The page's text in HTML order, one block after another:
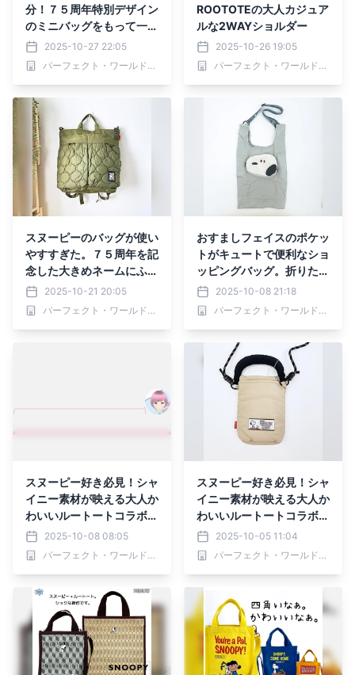
分！７５周年特別デザイン
のミニバッグをもって一緒
に記念をお祝いしません
か？
2025-10-27 22:05
パーフェクト・ワールド株式会社
ROOTOTEの大人カジュア
ルな2WAYショルダー
2025-10-26 19:05
パーフェクト・ワールド株式会社
スヌーピーのバッグが使い
やすすぎた。７５周年を記
念した大きめネームにふっ
くら大きめポケットがキャ
ッチーでおしゃれなバッグ
です。
2025-10-21 20:05
パーフェクト・ワールド株式会社
おすましフェイスのポケッ
トがキュートで便利なショ
ッピングバッグ。折りたた
めるので大きく使えてコン
パクトです。
2025-10-08 21:18
パーフェクト・ワールド株式会社
スヌーピー好き必見！シャ
イニー素材が映える大人か
わいいルートートコラボの
ミニショルダー
2025-10-08 08:05
パーフェクト・ワールド株式会社
スヌーピー好き必見！シャ
イニー素材が映える大人か
わいいルートートコラボの
ミニショルダー
2025-10-05 11:04
パーフェクト・ワールド株式会社